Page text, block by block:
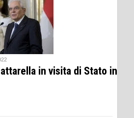
in visita di Stato in